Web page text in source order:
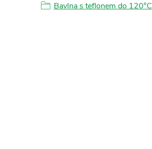
Bavlna s teflonem do 120°C